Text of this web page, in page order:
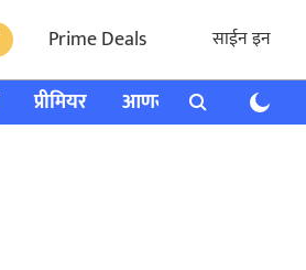
Prime Deals साईन इन
प्रीमियर आणखी राशी भविष्य